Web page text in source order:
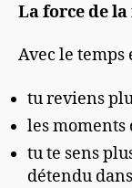
La force de
Avec le temps
tu reviens
les moments
tu te sens
détendu